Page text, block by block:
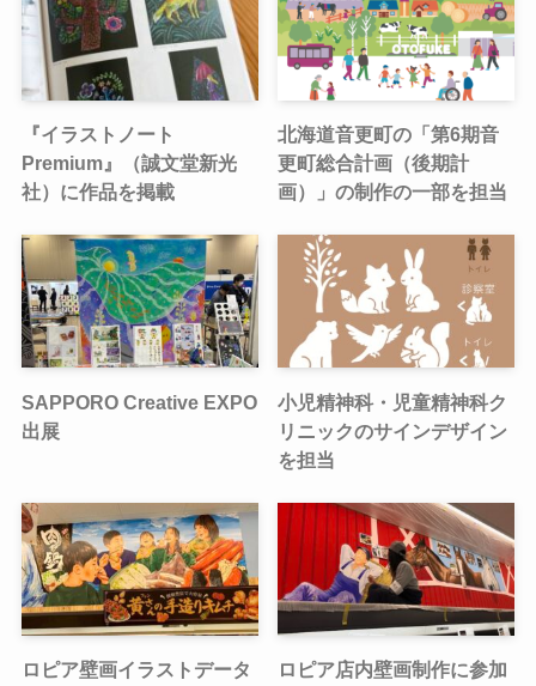
『イラストノート
Premium』（誠文堂新光
社）に作品を掲載
北海道音更町の「第6期音
更町総合計画（後期計
画）」の制作の一部を担当
SAPPORO Creative EXPO
出展
小児精神科・児童精神科ク
リニックのサインデザイン
を担当
ロピア壁画イラストデータ
ロピア店内壁画制作に参加